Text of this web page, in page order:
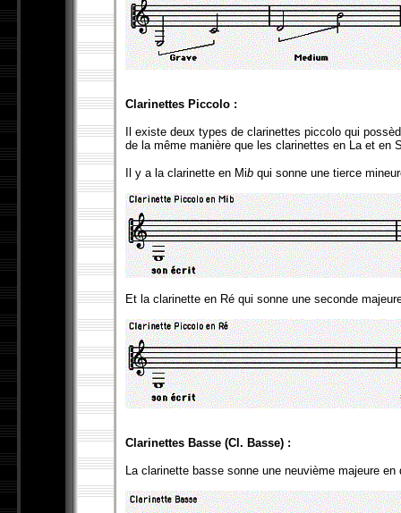
Clarinettes Piccolo :
Il existe deux types de clarinettes piccolo qui
de la même manière que les clarinettes en La et en
Il y a la clarinette en Mibqui sonne une tierce
Et la clarinette en Ré qui sonne une seconde
Clarinettes Basse (Cl. Basse) :
La clarinette basse sonne une neuvième majeure